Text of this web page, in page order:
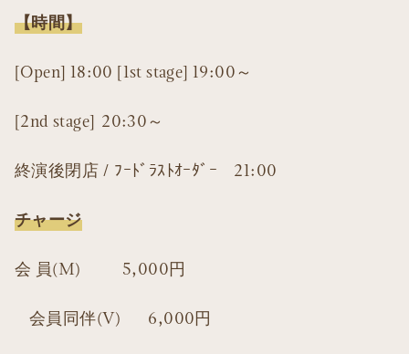
【時間】
[Open] 18:00 [1st stage] 19:00～
[2nd stage] 20:30～
終演後閉店 / ﾌｰﾄﾞﾗｽﾄｵｰﾀﾞｰ 21:00
チャージ
会 員(M) 5,000円
会員同伴(V) 6,000円